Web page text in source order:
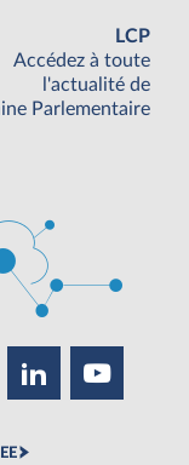
LCP
Accédez à toute
l'actualité de
Parlementaire